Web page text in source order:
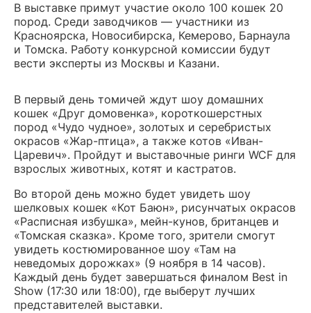
В выставке примут участие около 100 кошек 20
пород. Среди заводчиков — участники из
Красноярска, Новосибирска, Кемерово, Барнаула
и Томска. Работу конкурсной комиссии будут
вести эксперты из Москвы и Казани.
В первый день томичей ждут шоу домашних
кошек «Друг домовенка», короткошерстных
пород «Чудо чудное», золотых и серебристых
окрасов «Жар-птица», а также котов «Иван-
Царевич». Пройдут и выставочные ринги WCF для
взрослых животных, котят и кастратов.
Во второй день можно будет увидеть шоу
шелковых кошек «Кот Баюн», рисунчатых окрасов
«Расписная избушка», мейн-кунов, британцев и
«Томская сказка». Кроме того, зрители смогут
увидеть костюмированное шоу «Там на
неведомых дорожках» (9 ноября в 14 часов).
Каждый день будет завершаться финалом Best in
Show (17:30 или 18:00), где выберут лучших
представителей выставки.